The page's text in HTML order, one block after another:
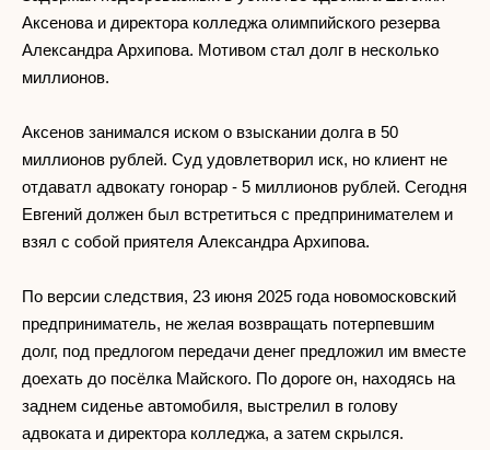
Аксенова и директора колледжа олимпийского резерва
Александра Архипова. Мотивом стал долг в несколько
миллионов.
Аксенов занимался иском о взыскании долга в 50
миллионов рублей. Суд удовлетворил иск, но клиент не
отдаватл адвокату гонорар - 5 миллионов рублей. Сегодня
Евгений должен был встретиться с предпринимателем и
взял с собой приятеля Александра Архипова.
По версии следствия, 23 июня 2025 года новомосковский
предприниматель, не желая возвращать потерпевшим
долг, под предлогом передачи денег предложил им вместе
доехать до посёлка Майского. По дороге он, находясь на
заднем сиденье автомобиля, выстрелил в голову
адвоката и директора колледжа, а затем скрылся.